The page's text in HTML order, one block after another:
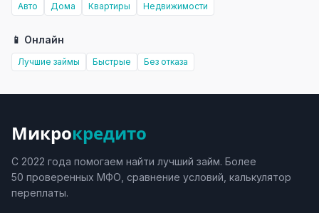
Авто Дома Квартиры Недвижимости
📱 Онлайн
Лучшие займы Быстрые Без отказа
Микрокредито
С 2022 года помогаем найти лучший займ. Более
50 проверенных МФО, сравнение условий, калькулятор
переплаты.